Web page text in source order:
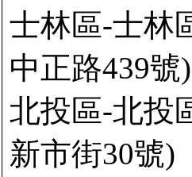
士林區-士林
中正路439號)
北投區-北投
新市街30號)